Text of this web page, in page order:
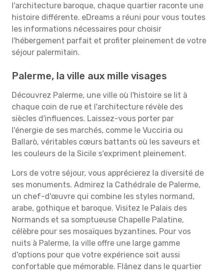
l'architecture baroque, chaque quartier raconte une
histoire différente. eDreams a réuni pour vous toutes
les informations nécessaires pour choisir
l'hébergement parfait et profiter pleinement de votre
séjour palermitain.
Palerme, la ville aux mille visages
Découvrez Palerme, une ville où l'histoire se lit à
chaque coin de rue et l'architecture révèle des
siècles d'influences. Laissez-vous porter par
l'énergie de ses marchés, comme le Vucciria ou
Ballarò, véritables cœurs battants où les saveurs et
les couleurs de la Sicile s'expriment pleinement.
Lors de votre séjour, vous apprécierez la diversité de
ses monuments. Admirez la Cathédrale de Palerme,
un chef-d'œuvre qui combine les styles normand,
arabe, gothique et baroque. Visitez le Palais des
Normands et sa somptueuse Chapelle Palatine,
célèbre pour ses mosaïques byzantines. Pour vos
nuits à Palerme, la ville offre une large gamme
d'options pour que votre expérience soit aussi
confortable que mémorable. Flânez dans le quartier